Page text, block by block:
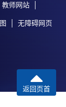
教师网站
无障碍网页
返回页首